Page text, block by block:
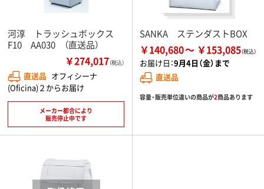
河淳 トラッシュボックス
F10 AA030 （直送品）
￥274,017（税込）
直送品 オフィシーナ
(Oficina)２からお届け
メーカー都合により
販売停止中です
SANKA ステンダストBOX
￥140,680 ￥153,085
お届け日：9月4日（金）まで
直送品
容量・販売単位違いの商品が2商品あります